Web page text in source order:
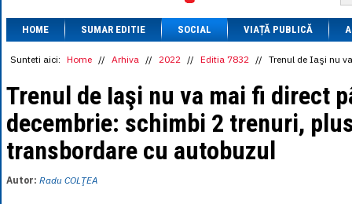
1 CAD= 3.1559
1 CHF= 5.2813
1 CNY = 0.6015
1 DKK
= 0.6668
1 EGP = 0.0860
= 1.2223
1 INR
= 0.0513
1 JPY
HOME SUMAR EDITIE SOCIAL VIAȚĂ PUBLICĂ
Sunteti aici: Home // Arhiva // 2022 // Editia 7832 // Trenul de Iaşi nu
Trenul de Iaşi nu va mai fi direct
decembrie: schimbi 2 trenuri,
transbordare cu autobuzul
Autor: Radu COLŢEA